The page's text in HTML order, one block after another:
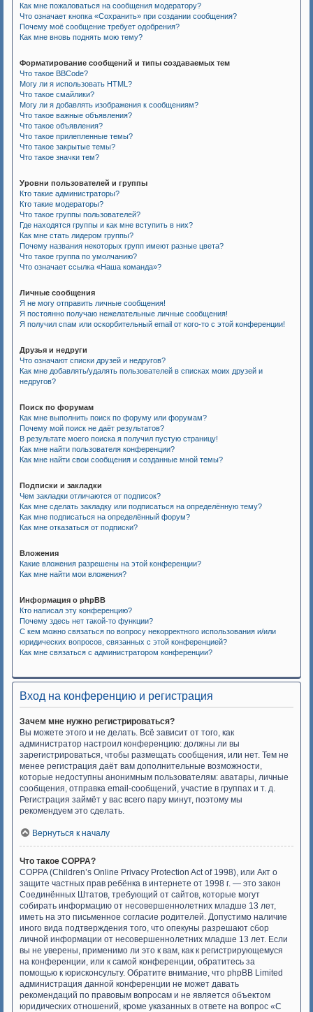
Как мне пожаловаться на сообщения модератору?
Что означает кнопка «Сохранить» при создании сообщения?
Почему моё сообщение требует одобрения?
Как мне вновь поднять мою тему?
Форматирование сообщений и типы создаваемых тем
Что такое BBCode?
Могу ли я использовать HTML?
Что такое смайлики?
Могу ли я добавлять изображения к сообщениям?
Что такое важные объявления?
Что такое объявления?
Что такое прилепленные темы?
Что такое закрытые темы?
Что такое значки тем?
Уровни пользователей и группы
Кто такие администраторы?
Кто такие модераторы?
Что такое группы пользователей?
Где находятся группы и как мне вступить в них?
Как мне стать лидером группы?
Почему названия некоторых групп имеют разные цвета?
Что такое группа по умолчанию?
Что означает ссылка «Наша команда»?
Личные сообщения
Я не могу отправить личные сообщения!
Я постоянно получаю нежелательные личные сообщения!
Я получил спам или оскорбительный email от кого-то с этой конференции!
Друзья и недруги
Что означают списки друзей и недругов?
Как мне добавлять/удалять пользователей в списках моих друзей и
недругов?
Поиск по форумам
Как мне выполнить поиск по форуму или форумам?
Почему мой поиск не даёт результатов?
В результате моего поиска я получил пустую страницу!
Как мне найти пользователя конференции?
Как мне найти свои сообщения и созданные мной темы?
Подписки и закладки
Чем закладки отличаются от подписок?
Как мне сделать закладку или подписаться на определённую тему?
Как мне подписаться на определённый форум?
Как мне отказаться от подписки?
Вложения
Какие вложения разрешены на этой конференции?
Как мне найти мои вложения?
Информация о phpBB
Кто написал эту конференцию?
Почему здесь нет такой-то функции?
С кем можно связаться по вопросу некорректного использования и/или
юридических вопросов, связанных с этой конференцией?
Как мне связаться с администратором конференции?
Вход на конференцию и регистрация
Зачем мне нужно регистрироваться?
Вы можете этого и не делать. Всё зависит от того, как
администратор настроил конференцию: должны ли вы
зарегистрироваться, чтобы размещать сообщения, или нет. Тем не
менее регистрация даёт вам дополнительные возможности,
которые недоступны анонимным пользователям: аватары, личные
сообщения, отправка email-сообщений, участие в группах и т. д.
Регистрация займёт у вас всего пару минут, поэтому мы
рекомендуем это сделать.
Вернуться к началу
Что такое COPPA?
COPPA (Children’s Online Privacy Protection Act of 1998), или Акт о
защите частных прав ребёнка в интернете от 1998 г. — это закон
Соединённых Штатов, требующий от сайтов, которые могут
собирать информацию от несовершеннолетних младше 13 лет,
иметь на это письменное согласие родителей. Допустимо наличие
иного вида подтверждения того, что опекуны разрешают сбор
личной информации от несовершеннолетних младше 13 лет. Если
вы не уверены, применимо ли это к вам, как к регистрирующемуся
на конференции, или к самой конференции, обратитесь за
помощью к юрисконсульту. Обратите внимание, что phpBB Limited
администрация данной конференции не может давать
рекомендаций по правовым вопросам и не является объектом
юридических отношений, кроме указанных в ответе на вопрос «С